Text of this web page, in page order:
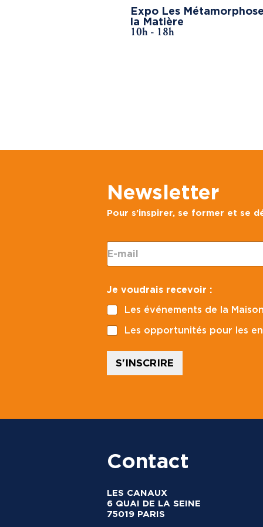
Expo Les
la Matière
10h - 18h
Newsletter
Pour s’inspirer, se former et se
E
-
m
i
l
*
C
o
d
e
E
Je voudrais recevoir :
Les événements de la
Les opportunités pour les
S'INSCRIRE
Contact
LES CANAUX
6 QUAI DE LA SEINE
75019 PARIS